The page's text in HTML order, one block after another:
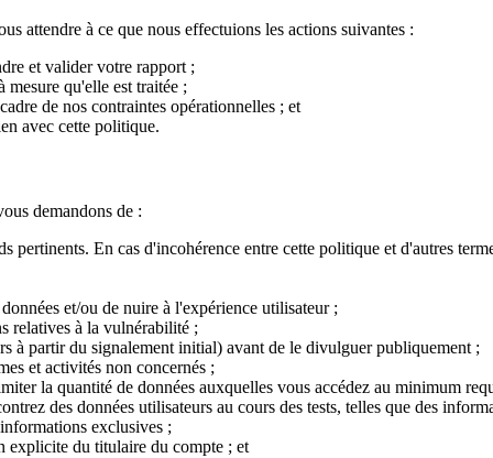
attendre à ce que nous effectuions les actions suivantes :
et valider votre rapport ;
qu'elle est traitée ;
de nos contraintes opérationnelles ; et
avec cette politique.
demandons de :
pertinents. En cas d'incohérence entre cette politique et d'autres
et/ou de nuire à l'expérience utilisateur ;
relatives à la vulnérabilité ;
à partir du signalement initial) avant de le divulguer publiquement ;
et activités non concernés ;
la quantité de données auxquelles vous accédez au minimum
des données utilisateurs au cours des tests, telles que des
exclusives ;
explicite du titulaire du compte ; et